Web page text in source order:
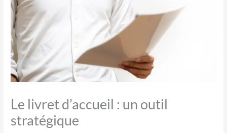
Le livret d’accueil : un outil
stratégique